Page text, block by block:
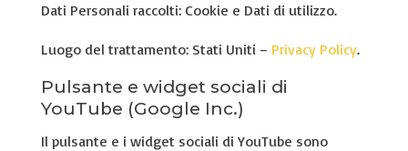
Dati Personali raccolti: Cookie e Dati di utilizzo.
Luogo del trattamento: Stati Uniti – Privacy Policy.
Pulsante e widget sociali di
YouTube (Google Inc.)
Il pulsante e i widget sociali di YouTube sono